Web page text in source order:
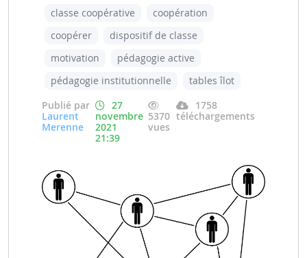
classe coopérative
coopération
coopérer
dispositif de classe
motivation
pédagogie active
pédagogie institutionnelle
tables îlot
Publié par
Laurent
Merenne
27
novembre
2021
21:39
5370
vues
1758
téléchargements